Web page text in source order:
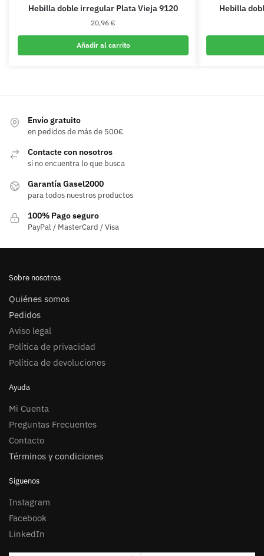
Hebilla doble irregular Plata Vieja 9120
20,96 €
Añadir al carrito
Hebilla
Envío gratuito
en pedidos de más de 500€
Contacte con nosotros
si no encuentra lo que busca
Garantía Gasel2000
para todos nuestros productos
100% Pago seguro
PayPal / MasterCard / Visa
Sobre nosotros
Quiénes somos
Pedidos
Aviso legal
Política de privacidad
Política de devoluciones
Ayuda
Mi Cuenta
Preguntas Frecuentes
Contacto
Términos y condiciones
Síguenos
Instagram
Facebook
LinkedIn